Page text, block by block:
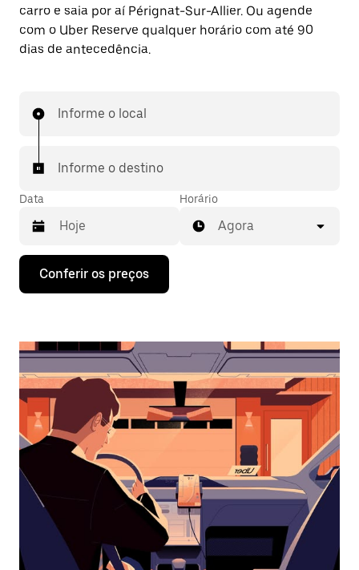
carro e saia por aí Pérignat-Sur-Allier. Ou agende
com o Uber Reserve qualquer horário com até 90
dias de antecedência.
Informe o local
Informe o destino
Data
Pressione
seta
interagir
o
calendário
selecionar
uma
data.
Pressione
a
tecla
“ESC”
o
Horário
Agora
Conferir os preços